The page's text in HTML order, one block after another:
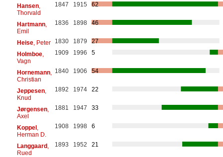
Hansen,
Thorvald
1847 1915 62
Hartmann,
Emil
1836 1898 46
Heise, Peter 1830 1879
27
Holmboe,
Vagn
1909 1996 5
Hornemann,
Christian
1840 1906 54
Jeppesen,
Knud
1892 1974 22
Jørgensen,
Axel
1881 1947 33
Koppel,
Herman D.
1908 1998 6
Langgaard,
Rued
1893 1952 21